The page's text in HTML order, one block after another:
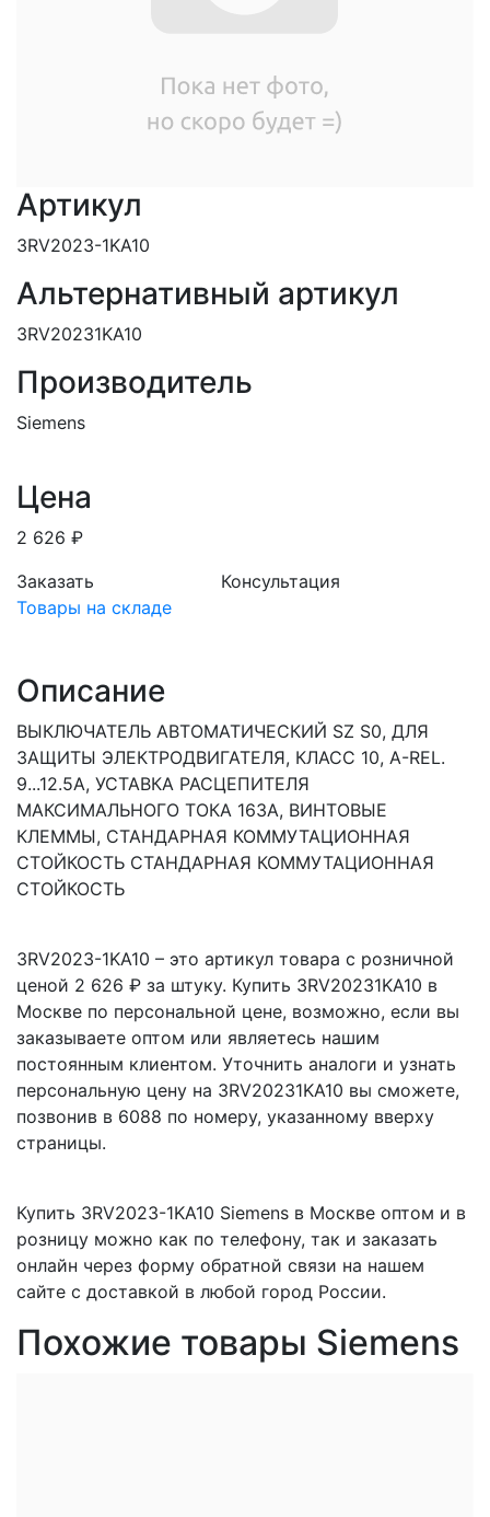
Артикул
3RV2023-1KA10
Альтернативный артикул
3RV20231KA10
Производитель
Siemens
Цена
2 626 ₽
Заказать
Консультация
Товары на складе
Описание
ВЫКЛЮЧАТЕЛЬ АВТОМАТИЧЕСКИЙ SZ S0, ДЛЯ
ЗАЩИТЫ ЭЛЕКТРОДВИГАТЕЛЯ, КЛАСС 10, A-REL.
9...12.5A, УСТАВКА РАСЦЕПИТЕЛЯ
МАКСИМАЛЬНОГО ТОКА 163A, ВИНТОВЫЕ
КЛЕММЫ, СТАНДАРНАЯ КОММУТАЦИОННАЯ
СТОЙКОСТЬ СТАНДАРНАЯ КОММУТАЦИОННАЯ
СТОЙКОСТЬ
3RV2023-1KA10 – это артикул товара с розничной
ценой 2 626 ₽ за штуку. Купить 3RV20231KA10 в
Москве по персональной цене, возможно, если вы
заказываете оптом или являетесь нашим
постоянным клиентом. Уточнить аналоги и узнать
персональную цену на 3RV20231KA10 вы сможете,
позвонив в 6088 по номеру, указанному вверху
страницы.
Купить 3RV2023-1KA10 Siemens в Москве оптом и в
розницу можно как по телефону, так и заказать
онлайн через форму обратной связи на нашем
сайте с доставкой в любой город России.
Похожие товары Siemens